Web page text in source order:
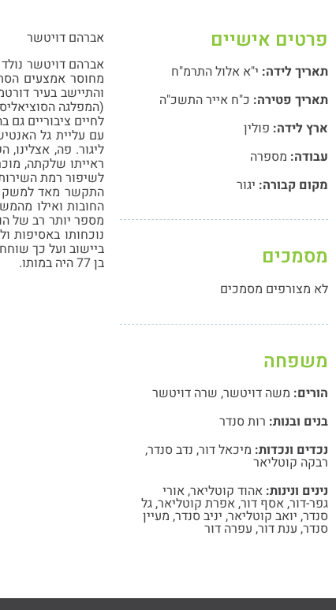
פרטים אישיים
תאריך לידה: י"א אלול התרמ"ח
תאריך פטירה: כ"ח אייר התשכ"ה
ארץ לידה: פולין
עבודה: מספרה
מקום קבורה: יגור
מסמכים
לא מצורפים מסמכים
משפחה
הורים: משה דויטשר, שרה דויטשר
בנים ובנות: רות סנדר
נכדים ונכדות: מיכאל דור, נדב סנדר,
רבקה קוטליאר
נינים ונינות: אהוד קוטליאר,אורי
גפר-דור,אסף דור,אפרת קוטליאר,גל
סנדר, יואב קוטליאר, יניב סנדר, מעיין
סנדר, ענת דור, עפרה דור
אברהם דויטשר
והתיישב בעיר
(המפלגה
לחיים ציבוריים גם
ליגור. פה,
ראייתו שלקתה,
לשיפור רמת
התקשר מאד למשק
החובות ואילו
מספר יותר רב של
נוכחותו באסיפות
ביישוב ועל כך
בן 77 היה במותו.